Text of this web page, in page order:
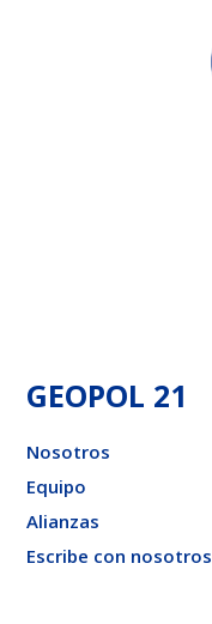
GEOPOL 21
Nosotros
Equipo
Alianzas
Escribe con nosotros